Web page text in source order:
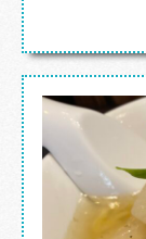
てクルマで
も新型コロ
てお店さん
[…]